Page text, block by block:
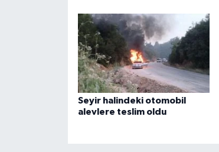
Seyir halindeki otomobil
alevlere teslim oldu